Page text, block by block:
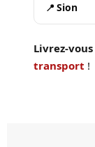
Sion
Livrez-vous
transport !